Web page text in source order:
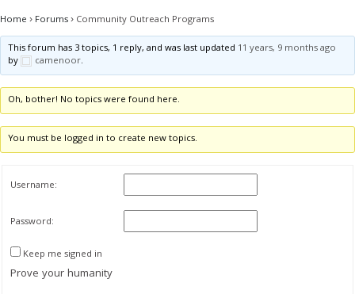
Home › Forums› Community Outreach Programs
This forum has 3 topics, 1 reply, and was last updated 11 years, 9 months ago
by
camenoor.
Oh, bother! No topics were found here.
You must be logged in to create new topics.
Username:
Password:
Keep me signed in
Prove your humanity